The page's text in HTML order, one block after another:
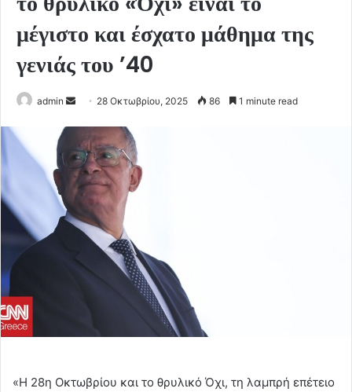
μέγιστο και έσχατο μάθημα της
γενιάς του ’40
admin
Send
email
28 Οκτωβρίου, 2025 86 1 minute read
«Η 28η Οκτωβρίου και το θρυλικό Όχι, τη λαμπρή επέτειο